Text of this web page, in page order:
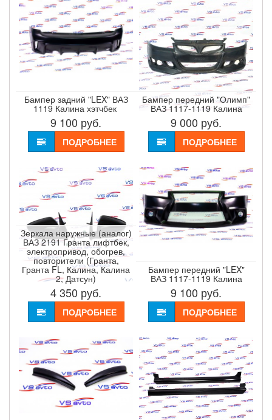
Бампер задний "LEX" ВАЗ
1119 Калина хэтчбек ​
9 100 руб.
ПОДРОБНЕЕ
Бампер передний "Олимп"
ВАЗ 1117-1119 Калина
9 000 руб.
ПОДРОБНЕЕ
Зеркала наружные (аналог)
ВАЗ 2191 Гранта лифтбек,
электропривод, обогрев,
повторители (Гранта,
Гранта FL, Калина, Калина
2, Датсун)
4 350 руб.
ПОДРОБНЕЕ
Бампер передний "LEX"
ВАЗ 1117-1119 Калина
9 100 руб.
ПОДРОБНЕЕ